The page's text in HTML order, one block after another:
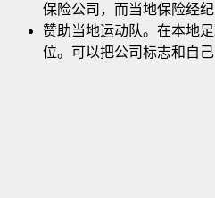
保险公司，而当地保险经
赞助当地运动队。在本地
位。可以把公司标志和自